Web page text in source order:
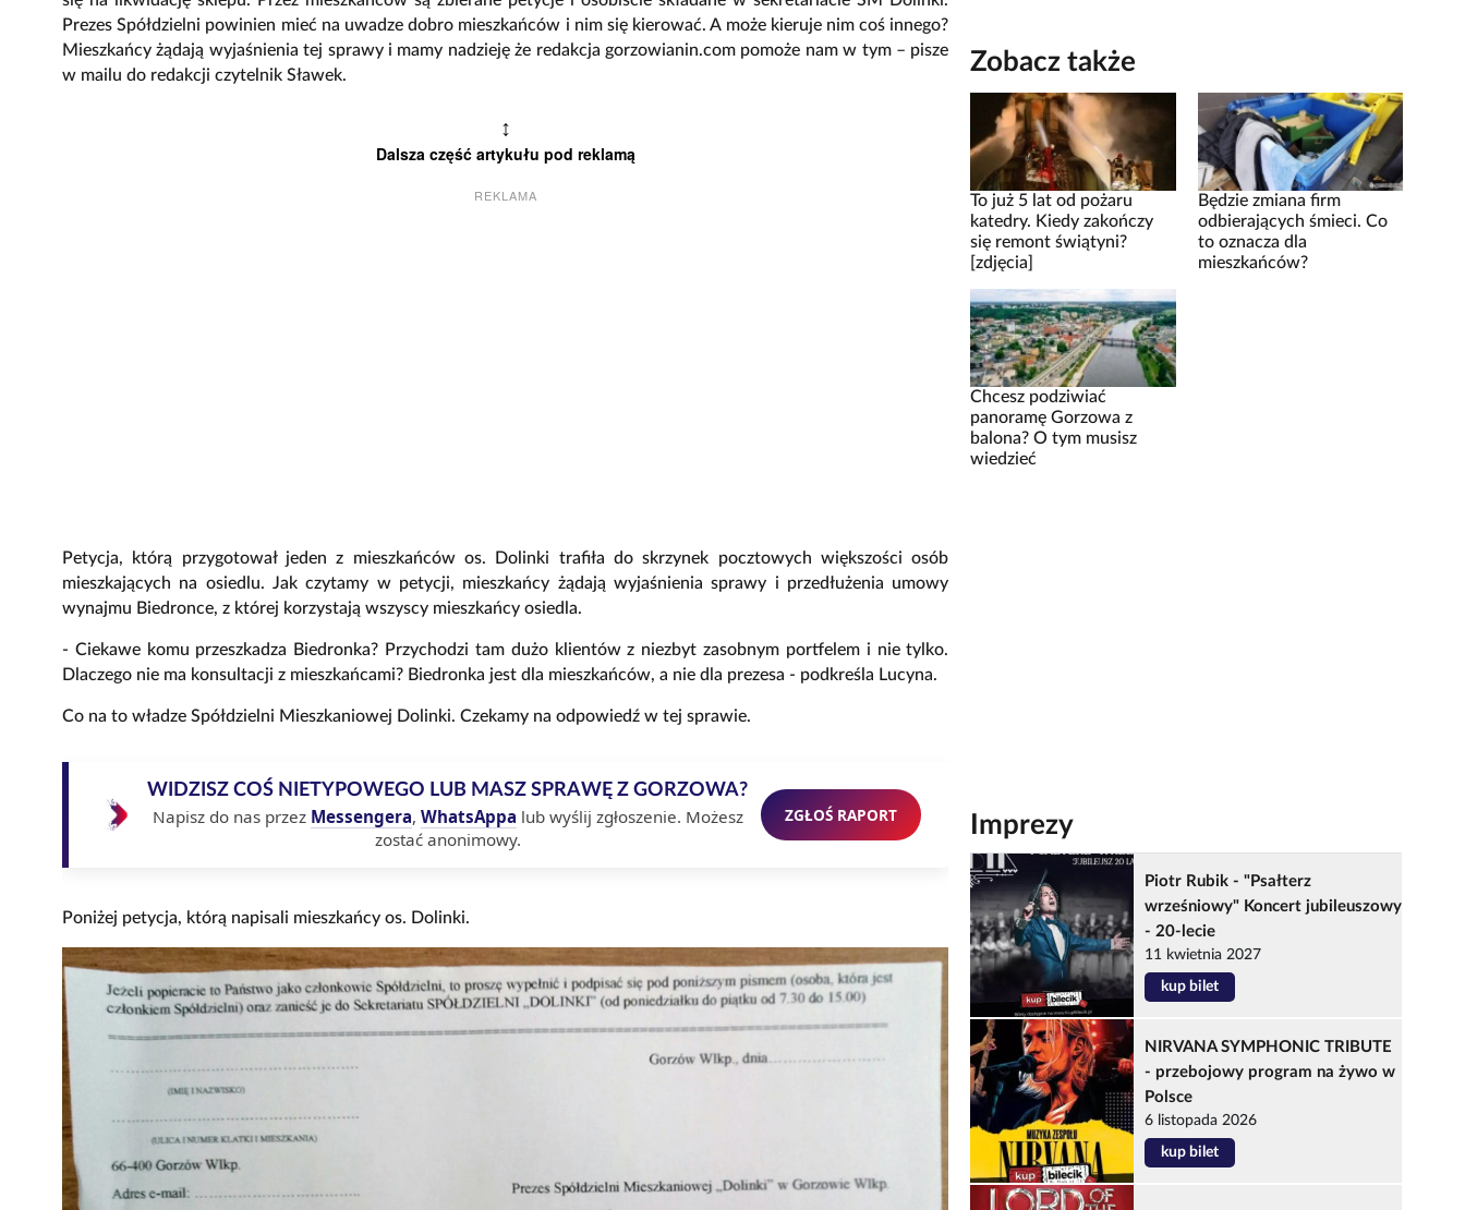
Prezes Spółdzielni powinien mieć na uwadze dobro mieszkańców i nim się kierować. A może kieruje nim coś innego?
Mieszkańcy żądają wyjaśnienia tej sprawy i mamy nadzieję że redakcja gorzowianin.com pomoże nam w tym – pisze
w mailu do redakcji czytelnik Sławek.
↕
Dalsza część artykułu pod reklamą
REKLAMA
Petycja, którą przygotował jeden z mieszkańców os. Dolinki trafiła do skrzynek pocztowych większości osób
mieszkających na osiedlu. Jak czytamy w petycji, mieszkańcy żądają wyjaśnienia sprawy i przedłużenia umowy
wynajmu Biedronce, z której korzystają wszyscy mieszkańcy osiedla.
- Ciekawe komu przeszkadza Biedronka? Przychodzi tam dużo klientów z niezbyt zasobnym portfelem i nie tylko.
Dlaczego nie ma konsultacji z mieszkańcami? Biedronka jest dla mieszkańców, a nie dla prezesa - podkreśla Lucyna.
Co na to władze Spółdzielni Mieszkaniowej Dolinki. Czekamy na odpowiedź w tej sprawie.
WIDZISZ COŚ NIETYPOWEGO LUB MASZ SPRAWĘ Z GORZOWA?
Napisz do nas przez Messengera, WhatsAppa lub wyślij zgłoszenie. Możesz
zostać anonimowy.
ZGŁOŚ RAPORT
Poniżej petycja, którą napisali mieszkańcy os. Dolinki.
Zobacz także
To już 5 lat od pożaru
katedry. Kiedy zakończy
się remont świątyni?
[zdjęcia]
Będzie zmiana firm
odbierających śmieci. Co
to oznacza dla
mieszkańców?
Chcesz podziwiać
panoramę Gorzowa z
balona? O tym musisz
wiedzieć
Imprezy
Piotr Rubik - "Psałterz
wrześniowy" Koncert jubileuszowy
- 20-lecie
11 kwietnia 2027
kup bilet
NIRVANA SYMPHONIC TRIBUTE
- przebojowy program na żywo w
Polsce
6 listopada 2026
kup bilet